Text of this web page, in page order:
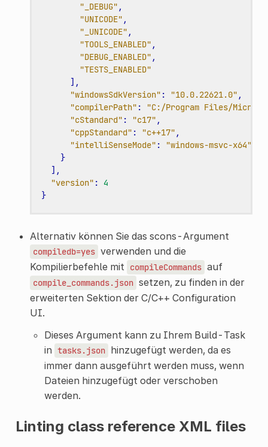
"_DEBUG" ,
"UNICODE" ,
"_UNICODE" ,
"TOOLS_ENABLED" ,
"DEBUG_ENABLED" ,
"TESTS_ENABLED"
],
"windowsSdkVersion" : "10.0.22621.0" ,
"compilerPath" :
"C:/Program Files/
"cStandard" : "c17" ,
"cppStandard" : "c++17" ,
"intelliSenseMode" :
"windows-msvc-x64"
}
],
"version" :
4
}
Alternativ können Sie das scons-Argument
compiledb=yes verwenden und die
Kompilierbefehle mit
compileCommands auf
compile_commands.json setzen, zu finden in der
erweiterten Sektion der C/C++ Configuration
UI.
Dieses Argument kann zu Ihrem Build-Task
in tasks.json hinzugefügt werden, da es
immer dann ausgeführt werden muss, wenn
Dateien hinzugefügt oder verschoben
werden.
Linting class reference XML files